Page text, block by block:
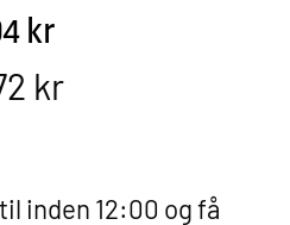
kr
kr
inden 12:00 og få